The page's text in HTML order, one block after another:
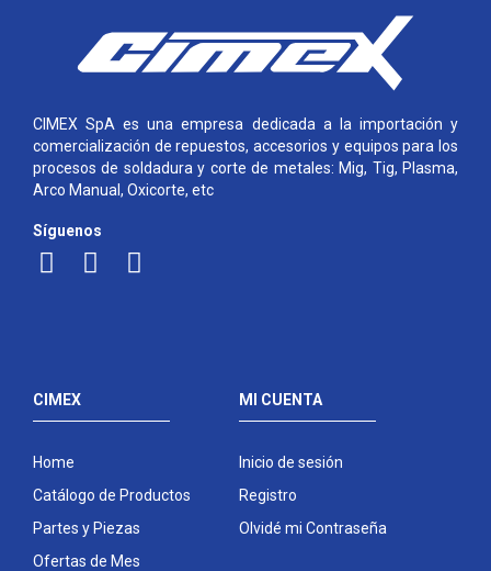
CIMEX SpA es una empresa dedicada a la importación y
comercialización de repuestos, accesorios y equipos para los
procesos de soldadura y corte de metales: Mig, Tig, Plasma,
Arco Manual, Oxicorte, etc
Síguenos
CIMEX
Home
Catálogo de Productos
Partes y Piezas
Ofertas de Mes
MI CUENTA
Inicio de sesión
Registro
Olvidé mi Contraseña